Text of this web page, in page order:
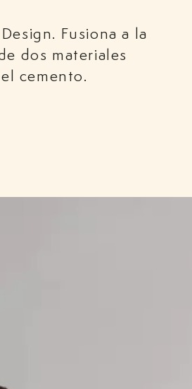
Fusiona a la
dos materiales
cemento.